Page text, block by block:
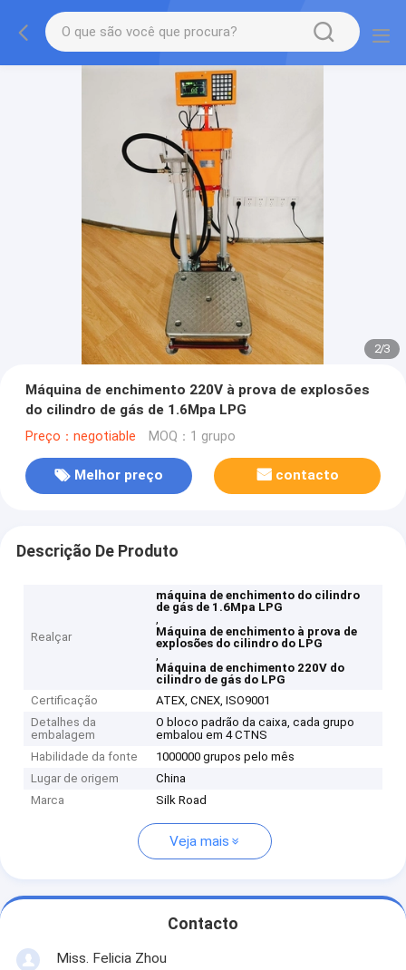
2/3
Máquina de enchimento 220V à prova de explosões
do cilindro de gás de 1.6Mpa LPG
Preço：negotiable MOQ：1 grupo
Melhor preço contacto
Descrição De Produto
Realçar
máquina de enchimento do cilindro
de gás de 1.6Mpa LPG
,
Máquina de enchimento à prova de
explosões do cilindro do LPG
,
Máquina de enchimento 220V do
cilindro de gás do LPG
Certificação
ATEX, CNEX, ISO9001
Detalhes da
embalagem
O bloco padrão da caixa, cada grupo
embalou em 4 CTNS
Habilidade da fonte
1000000 grupos pelo mês
Lugar de origem
China
Marca
Silk Road
Veja mais
Contacto
Miss. Felicia Zhou